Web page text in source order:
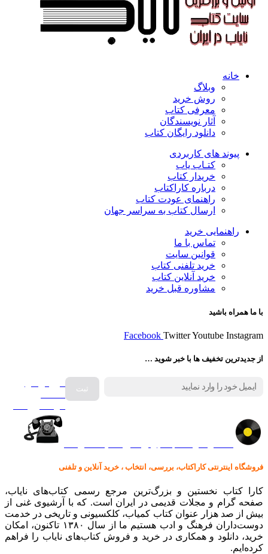
خانه
وبلاگ
روش خرید
معرفی کتاب
آثار نویسندگان
دانلود رایگان کتاب
پیوند های کاربردی
کتـاب یاب
خریدار کتاب
درباره کاراکتاب
راهنمای عودت کتاب
ارسال کتاب به سراسر جهان
راهنمایی خرید
تماس با ما
قوانین سایت
خرید تلفنی کتاب
خرید آنلاین کتاب
مشاوره قبل خرید
با ما همراه باشید
Facebook TwitterYoutube Instagram
از جدیدترین تخفیف ها با خبر شوید …
فروش انواع
فروشگاه اینترنتی کاراکتاب، بررسی، انتخاب ، خرید آنلاین و تلفنی
کارا کتاب نخستین و بزرگ‌ترین مرجع رسمی کتاب‌های نایاب،
صفحه گرام و مجلات قدیمی در ایران است. که با آرشیوی غنی از
بیش از صد هزار عنوان کتاب کمیاب، کلکسیونی و تاریخی در خدمت
دوست‌داران فرهنگ و ادب هستیم ما از سال ۱۳۸۰ تاکنون، امکان
خرید، دانلود و همکاری در خرید و فروش کتاب‌های نایاب را فراهم
کرده‌ایم.